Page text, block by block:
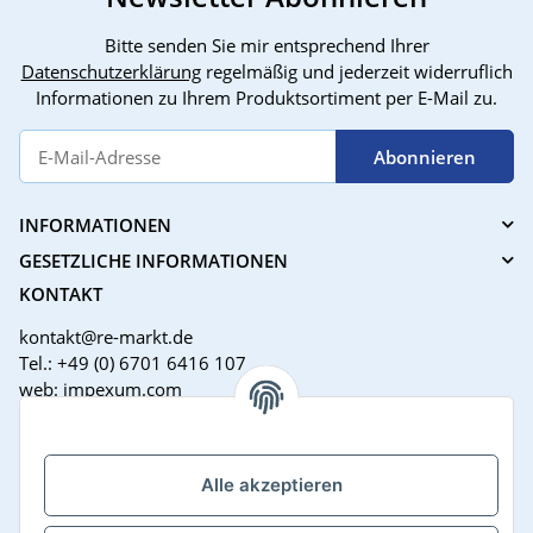
Alle akzeptieren
Bitte senden Sie mir entsprechend Ihrer
Datenschutzerklärungregelmäßig und jederzeit widerruflich
Informationen zu Ihrem Produktsortiment per E-Mail zu.
Abonnieren
INFORMATIONEN
GESETZLICHE INFORMATIONEN
KONTAKT
kontakt@re-markt.de
Tel.: +49 (0) 6701 6416 107
web: impexum.com
Mo-Fr: 08:00 - 17:00 Uhr